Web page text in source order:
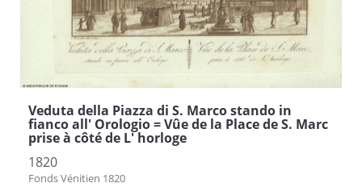
Veduta della Piazza di S. Marco stando in
fianco all' Orologio = Vûe de la Place de S. Marc
prise à côté de L' horloge
1820
Fonds Vénitien 1820